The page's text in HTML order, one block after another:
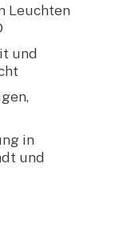
Leuchten
und
in
und